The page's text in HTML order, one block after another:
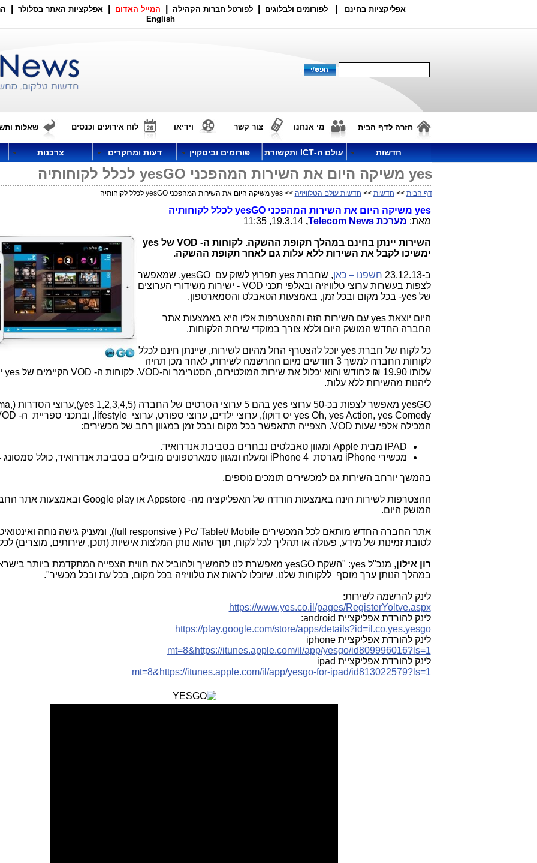
אפליקציות בחינם לפורומים ולבלוגים לפורטל חברות הקהילה המייל האדום אפלקציות האתר בסלולר
English
חזרה לדף הבית מי אנחנו צור קשר וידיאו לוח אירועים וכנסים שאלות
חדשות עולם ה-ICT ותקשורת פורומים וביטקוין דעות ומחקרים צרכנות
yes משיקה היום את השירות המהפכני yesGO לכלל לקוחותיה
דף הבית >> חדשות >> חדשות עולם הטלוויזיה >> yes משיקה היום את השירות המהפכני yesGO לכלל לקוחותיה
yes משיקה היום את השירות המהפכניyesGO לכלל לקוחותיה
מאת: מערכתTelecom News
,
19.3.14, 11:35
השירות יינתן בחינם במהלך תקופת ההשקה. לקוחות ה- VOD שלyes
ימשיכו לקבל את השירות ללא עלות גם לאחר תקופת ההשקה.
ב-23.12.13 חשפנו – כאן, שחברתyes תפרוץ לשוק עםyesGO, שמאפשר
לצפות בעשרות ערוצי טלוויזיה ובאלפי תכני VOD - ישירות משידורי הערוצים
שלyes- בכל מקום ובכל זמן, באמצעות הטאבלט והסמארטפון.
היום יוצאתyes עם השירות הזה וההצטרפות אליו היא באמצעות אתר
החברה החדש המושק היום וללא צורך במוקדי שירות הלקוחות.
כל לקוח של חברתyes יוכל להצטרף החל מהיום לשירות, שיינתן חינם לכלל
לקוחות החברה למשך 3 חודשים מיום ההרשמה לשירות, לאחר מכן תהיה
עלותו 19.90 ₪ לחודש והוא יכלול את שירות המולטירום, הסטרימר וה-
VOD. לקוחות ה- VOD הקיימים שלyes
ליהנות מהשירות ללא עלות.
yesGO מאפשר לצפות בכ-50 ערוצי yes בהם 5 ערוצי הסרטים של החברה ( yes 1,2,3,4,5),ערוצי הסדרות (
yes Oh, yes Action, yes Comedy יס דוקו), ערוצי ילדים, ערוצי ספורט, ערוצי lifestyle , ובתכני ספריית ה-
המכילה אלפי שעות VOD. הצפייה תתאפשר בכל מקום ובכל זמן במגוון רחב של מכשירים:
iPAD מביתApple ומגוון טאבלטים נבחרים בסביבת אנדרואיד.
מכשיריiPhone מגרסת iPhone 4 ומעלה ומגוון סמארטפונים מובילים בסביבת אנדרואיד, כולל סמסונג
בהמשך יורחב השירות גם למכשירים תומכים נוספים.
ההצטרפות לשירות הינה באמצעות הורדה של האפליקציה מה-Appstore אוGoogle play ובאמצעות אתר
המושק היום.
אתר החברה החדש מותאם לכל המכשיריםPc/ Tablet/ Mobile
(
(full responsive, ומעניק גישה נוחה
לטובת זמינות של מידע, פעולה או תהליך לכל לקוח, תוך שהוא נותן המלצות אישיות (תוכן, שירותים, מוצרים)
רון אילון, מנכ"לyes: "השקתyesGO מאפשרת לנו להמשיך ולהוביל את חווית הצפייה המתקדמת ביותר
במהלך הנותן ערך מוסף ללקוחות שלנו, שיוכלו לראות את טלוויזיה בכל מקום, בכל עת ובכל מכשיר".
לינק להרשמה לשירות:
https://www.yes.co.il/pages/RegisterYoltve.aspx
לינק להורדת אפליקציית android
:
https://play.google.com/store/apps/details?id=il.co.yes.yesgo
לינק להורדת אפליקצייתiphone
https://itunes.apple.com/il/app/yesgo/id809996016?ls=1
&
mt=8
לינק להורדת אפליקציית ipad
https://itunes.apple.com/il/app/yesgo-for-ipad/id813022579?ls=1
&
mt=8